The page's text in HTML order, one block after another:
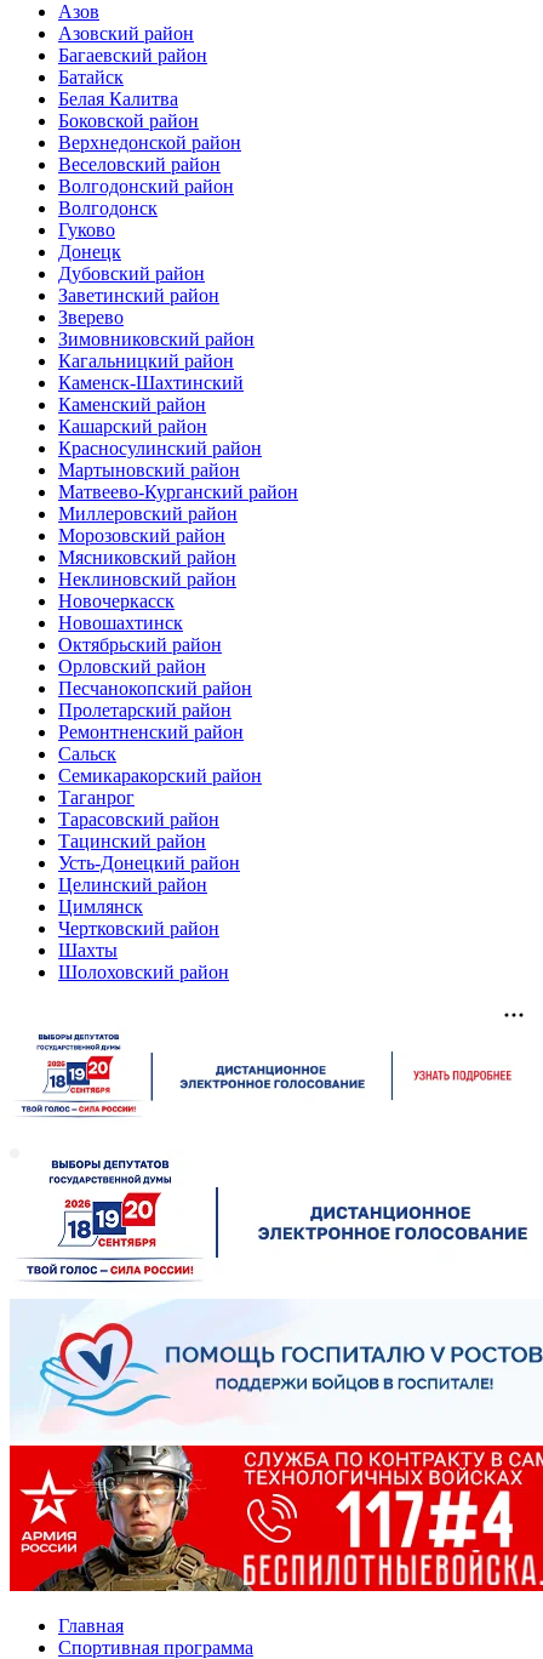
Азов
Азовский район
Багаевский район
Батайск
Белая Калитва
Боковской район
Верхнедонской район
Веселовский район
Волгодонский район
Волгодонск
Гуково
Донецк
Дубовский район
Заветинский район
Зверево
Зимовниковский район
Кагальницкий район
Каменск-Шахтинский
Каменский район
Кашарский район
Красносулинский район
Мартыновский район
Матвеево-Курганский район
Миллеровский район
Морозовский район
Мясниковский район
Неклиновский район
Новочеркасск
Новошахтинск
Октябрьский район
Орловский район
Песчанокопский район
Пролетарский район
Ремонтненский район
Сальск
Семикаракорский район
Таганрог
Тарасовский район
Тацинский район
Усть-Донецкий район
Целинский район
Цимлянск
Чертковский район
Шахты
Шолоховский район
Главная
Спортивная программа